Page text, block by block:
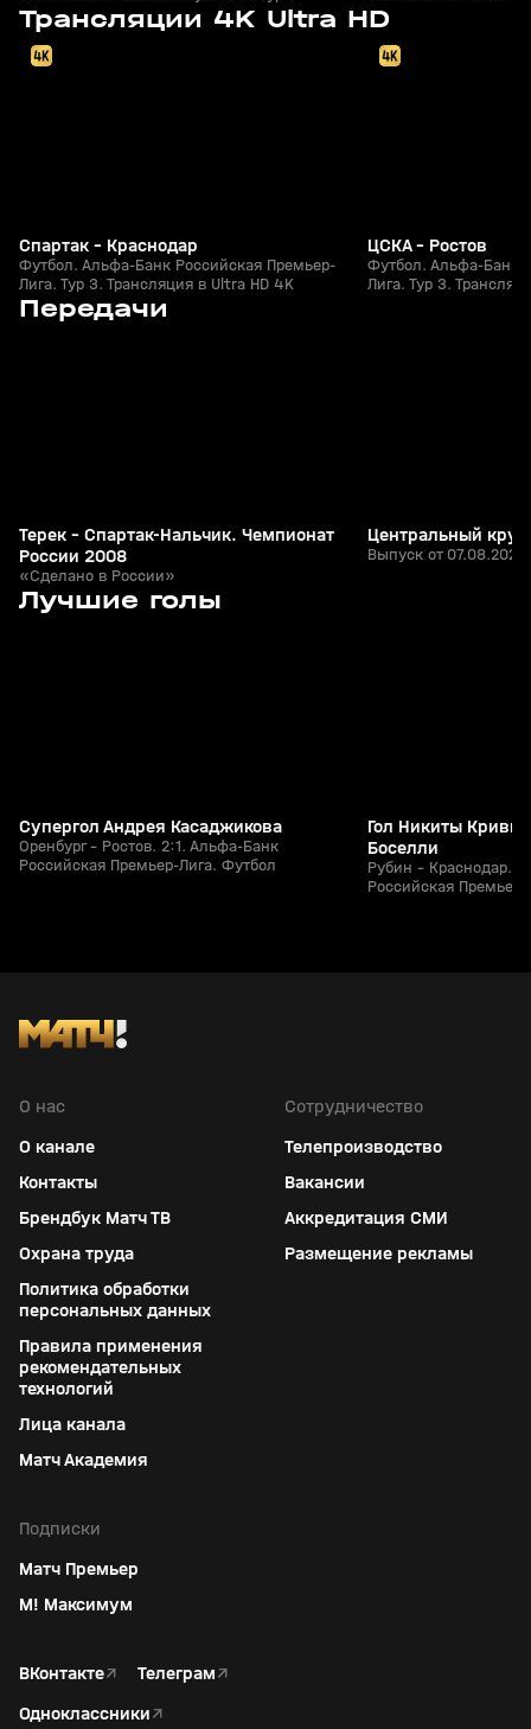
Трансляции 4K Ultra HD
09 авг, 20:00
Спартак - Краснодар
Футбол. Альфа-Банк Российская Премьер-
Лига. Тур 3. Трансляция в Ultra HD 4K
Завтра, 20:00
ЦСКА - Ростов
Футбол. Альфа-Банк
Лига. Тур 3.
Передачи
Сегодня, 21:22
Терек - Спартак-Нальчик. Чемпионат
России 2008
«Сделано в России»
Сегодня, 19:43
Центральный круг
Выпуск от 07.08.2026
Лучшие голы
26 июл, 21:49
Супергол Андрея Касаджикова
Оренбург - Ростов. 2:1. Альфа-Банк
Российская Премьер-Лига. Футбол
Гол Никиты
Боселли
Рубин - Краснодар.
Российская
О нас
О канале
Контакты
Брендбук Матч ТВ
Охрана труда
Политика обработки
персональных данных
Правила применения
рекомендательных
технологий
Лица канала
Матч Академия
Сотрудничество
Телепроизводство
Вакансии
Аккредитация СМИ
Размещение рекламы
Подписки
Матч Премьер
М! Максимум
ВКонтакте↗ Телеграм↗
Одноклассники↗